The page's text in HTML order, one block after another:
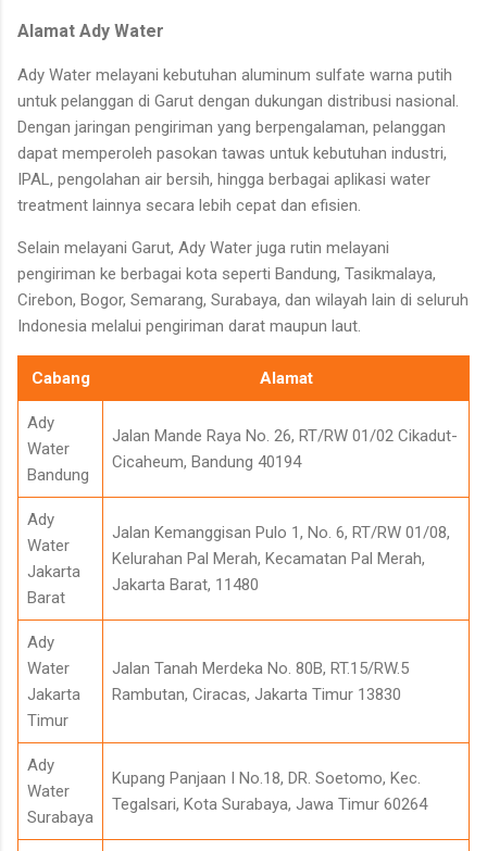
Alamat Ady Water
Ady Water melayani kebutuhan aluminum sulfate warna putih
untuk pelanggan di Garut dengan dukungan distribusi nasional.
Dengan jaringan pengiriman yang berpengalaman, pelanggan
dapat memperoleh pasokan tawas untuk kebutuhan industri,
IPAL, pengolahan air bersih, hingga berbagai aplikasi water
treatment lainnya secara lebih cepat dan efisien.
Selain melayani Garut, Ady Water juga rutin melayani
pengiriman ke berbagai kota seperti Bandung, Tasikmalaya,
Cirebon, Bogor, Semarang, Surabaya, dan wilayah lain di seluruh
Indonesia melalui pengiriman darat maupun laut.
Cabang Alamat
Ady
Water
Bandung
Jalan Mande Raya No. 26, RT/RW 01/02 Cikadut-
Cicaheum, Bandung 40194
Ady
Water
Jakarta
Barat
Jalan Kemanggisan Pulo 1, No. 6, RT/RW 01/08,
Kelurahan Pal Merah, Kecamatan Pal Merah,
Jakarta Barat, 11480
Ady
Water
Jakarta
Timur
Jalan Tanah Merdeka No. 80B, RT.15/RW.5
Rambutan, Ciracas, Jakarta Timur 13830
Ady
Water
Surabaya
Kupang Panjaan I No.18, DR. Soetomo, Kec.
Tegalsari, Kota Surabaya, Jawa Timur 60264